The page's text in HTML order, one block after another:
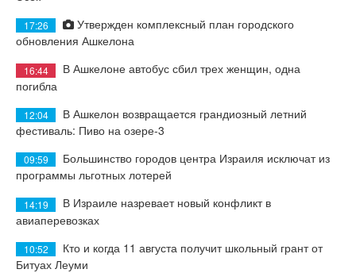
17:26
Утвержден комплексный план городского
обновления Ашкелона
16:44
В Ашкелоне автобус сбил трех женщин, одна
погибла
12:04
В Ашкелон возвращается грандиозный летний
фестиваль: Пиво на озере-3
09:59
Большинство городов центра Израиля исключат из
программы льготных лотерей
14:19
В Израиле назревает новый конфликт в
авиаперевозках
10:52
Кто и когда 11 августа получит школьный грант от
Битуах Леуми